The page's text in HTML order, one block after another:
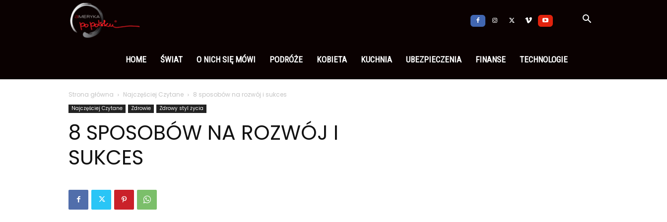
po
polsku
HOME ŚWIAT O NICH SIĘ MÓWI PODRÓŻE KOBIETA KUCHNIA UBEZPIECZENIA FINANSE TECHNOLOGIE
Strona główna Najczęściej Czytane 8 sposobów na rozwój i sukces
Najczęściej Czytane Zdrowie Zdrowy styl życia
8 SPOSOBÓW NA ROZWÓJ I
SUKCES